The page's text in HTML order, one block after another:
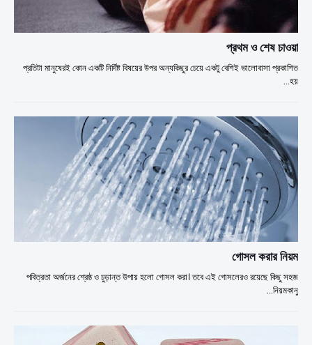
প্রথম ও শেষ চাওয়া
প্রতিটা মানুষেরই কোন একটি নির্দিষ্ট বিষয়ের উপর অন্যকিছুর চেয়ে একটু বেশিই ভালোবাসা প্রকাশিত
হয়…
গোসল করার নিয়ম
পবিত্রতা অর্জনের শ্রেষ্ঠ ও চুড়ান্ত উপায় হলো গোসল করা। তবে এই গোসলেরও রয়েছে কিছু সহজ
নিয়মকানু…